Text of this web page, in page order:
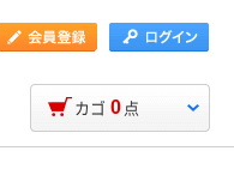
カゴ 0 点